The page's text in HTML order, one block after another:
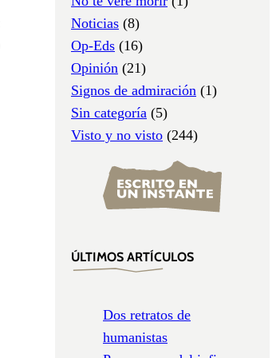
Noticias (8)
Op-Eds (16)
Opinión (21)
Signos de admiración (1)
Sin categoría (5)
Visto y no visto (244)
ÚLTIMOS ARTÍCULOS
Dos retratos de
humanistas